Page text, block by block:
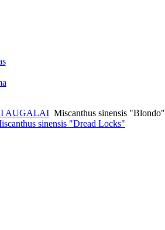
AUGALAI Miscanthus sinensis "Blondo"
sinensis "Dread Locks"